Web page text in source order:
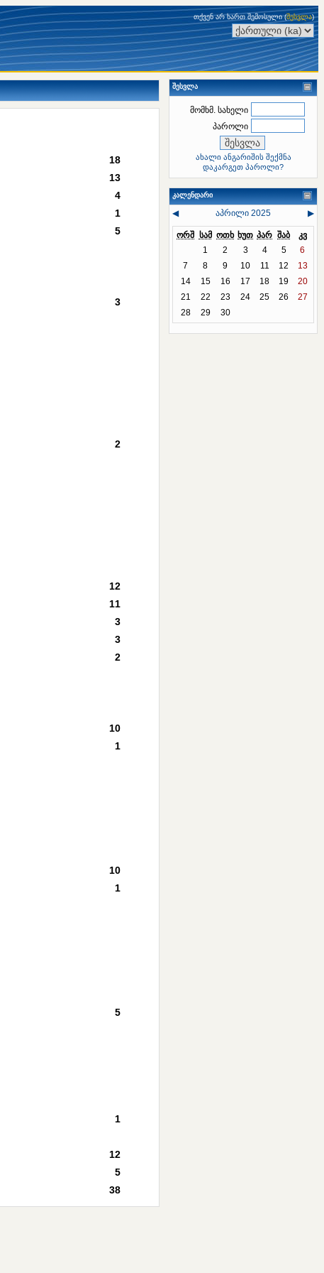
თქვენ არ ხართ შემოსული (შესვლა)
18
13
4
1
5
3
2
12
11
3
3
2
10
1
10
1
5
1
12
5
38
შესვლა
მომხმ. სახელი
პაროლი
ახალი ანგარიშის შექმნა
დაკარგეთ პაროლი?
კალენდარი
◀ აპრილი 2025 ▶
ორშ სამ ოთხ ხუთ პარ შაბ
კვ
1
2 3 4 5
6
7
8 9 10 11 12
13
14
15 16 17 18 19
20
21
22 23 24 25 26
27
28
29 30